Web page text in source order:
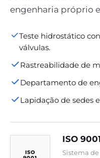
engenharia próprio
Teste hidrostático
válvulas.
Rastreabilidade de
Departamento de
Lapidação de sedes
ISO
ISO
Sistema